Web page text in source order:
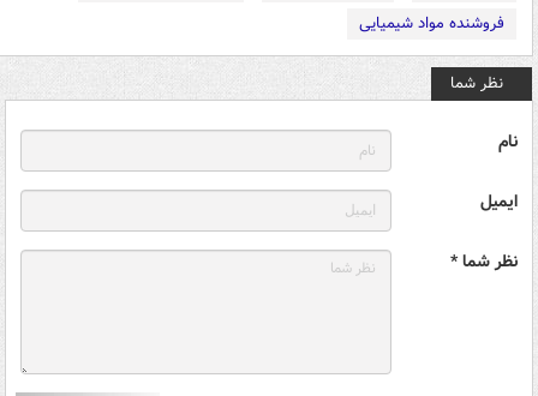
فروشنده مواد شیمیایی
نظر شما
نام
ایمیل
نظر شما *